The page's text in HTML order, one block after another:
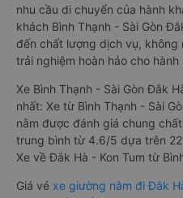
nhu cầu di chuyển của hành
khách Bình Thạnh - Sài Gòn
đến chất lượng dịch vụ,
trải nghiệm hoàn hảo cho hành
Xe Bình Thạnh - Sài Gòn Đắk
nhất: Xe từ Bình Thạnh - Sài
nằm được đánh giá chung
trung bình từ 4.6/5 dựa trên
Xe về Đắk Hà - Kon Tum từ
Giá vé xe giường nằm đi Đắk